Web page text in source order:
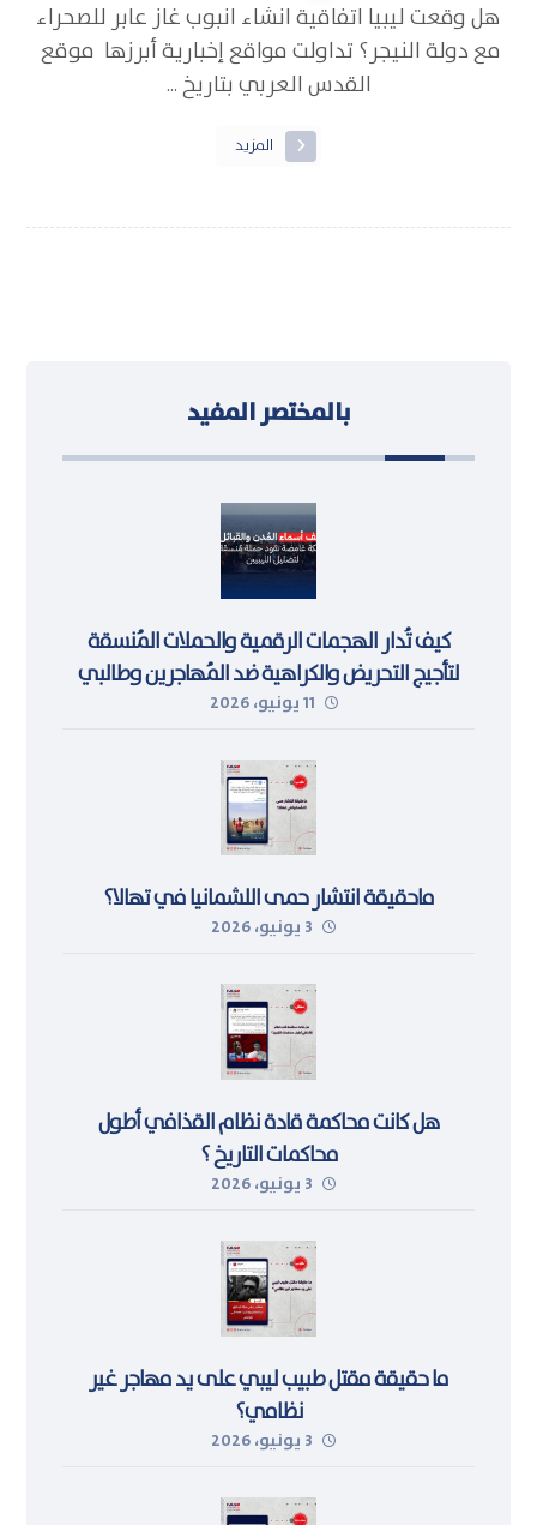
هل وقعت ليبيا اتفاقية انشاء انبوب غاز عابر للصحراء
مع دولة النيجر؟ تداولت مواقع إخبارية أبرزها موقع
القدس العربي بتاريخ ...
المزيد
بالمختصر المفيد
كيف تُدار الهجمات الرقمية والحملات المُنسقة
لتأجيج التحريض والكراهية ضد المُهاجرين وطالبي
اللجوء في ليبيا
11 يونيو، 2026
ماحقيقة انتشار حمى اللشمانيا في تهالا؟
3 يونيو، 2026
هل كانت محاكمة قادة نظام القذافي أطول
محاكمات التاريخ ؟
3 يونيو، 2026
ما حقيقة مقتل طبيب ليبي على يد مهاجر غير
نظامي؟
3 يونيو، 2026